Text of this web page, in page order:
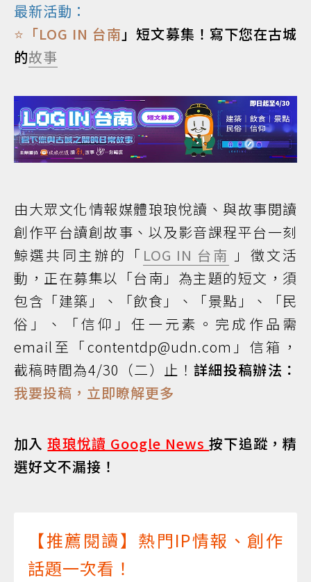
最新活動：
⭐「LOG IN 台南 」短文募集！寫下您在古城
的故事
由大眾文化情報媒體琅琅悅讀、與故事閱讀
創作平台讀創故事、以及影音課程平台一刻
鯨選共同主辦的「 LOG IN 台南 」徵文活
動，正在募集以「台南」為主題的短文，須
包含「建築」、「飲食」、「景點」、「民
俗」、「信仰」任一元素。完成作品需
email至「contentdp@udn.com」信箱，
截稿時間為4/30（二）止！ 詳細投稿辦法：
我要投稿，立即瞭解更多
加入琅琅悅讀 Google News按下追蹤，精
選好文不漏接！
【推薦閱讀】熱門IP情報、創作
話題一次看！